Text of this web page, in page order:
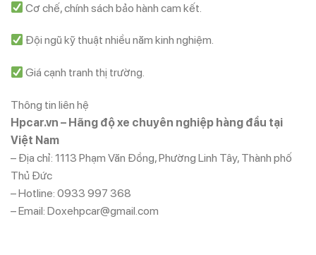
Cơ chế, chính sách bảo hành cam kết.
Đội ngũ kỹ thuật nhiều năm kinh nghiệm.
Giá cạnh tranh thị trường.
Thông tin liên hệ
Hpcar.vn – Hãng độ xe chuyên nghiệp hàng đầu tại
Việt Nam
– Địa chỉ: 1113 Phạm Văn Đồng, Phường Linh Tây, Thành phố
Thủ Đức
– Hotline: 0933 997 368
– Email: Doxehpcar@gmail.com